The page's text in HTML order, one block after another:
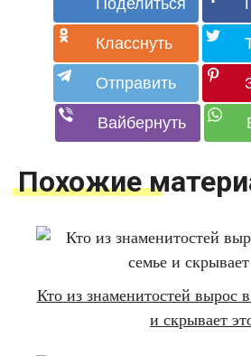
Похожие
Кто из знаменитостей вырос
и скрывает